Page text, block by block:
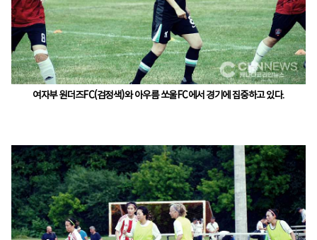
여자부 원더즈FC(검정색)와 아우름 쏘울FC에서 경기에 집중하고 있다.